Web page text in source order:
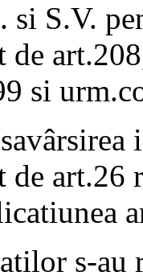
si S.V.
de
si
de art.26
s-au